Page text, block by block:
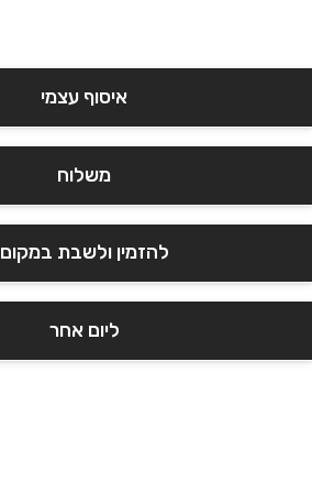
איסוף עצמי
משלוח
להזמין ולשבת במקום
ליום אחר